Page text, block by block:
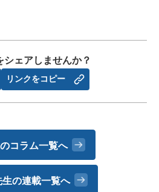
シェアしませんか？
リンクをコピー
コラム一覧へ
生の連載一覧へ